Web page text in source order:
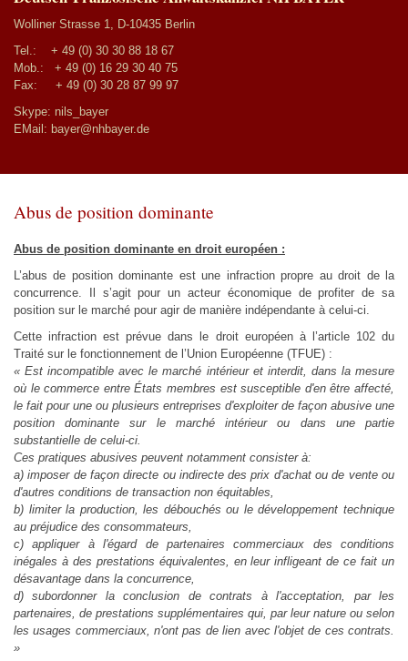
Wolliner Strasse 1, D-10435 Berlin
Tel.: + 49 (0) 30 30 88 18 67
Mob.: + 49 (0) 16 29 30 40 75
Fax: + 49 (0) 30 28 87 99 97
Skype: nils_bayer
EMail: bayer@nhbayer.de
Abus de position dominante
Abus de position dominante en droit européen :
L’abus de position dominante est une infraction propre au droit de la
concurrence. Il s’agit pour un acteur économique de profiter de sa
position sur le marché pour agir de manière indépendante à celui-ci.
Cette infraction est prévue dans le droit européen à l’article 102 du
Traité sur le fonctionnement de l’Union Européenne (TFUE) :
« Est incompatible avec le marché intérieur et interdit, dans la mesure
où le commerce entre États membres est susceptible d'en être affecté,
le fait pour une ou plusieurs entreprises d'exploiter de façon abusive une
position dominante sur le marché intérieur ou dans une partie
substantielle de celui-ci.
Ces pratiques abusives peuvent notamment consister à:
a) imposer de façon directe ou indirecte des prix d'achat ou de vente ou
d'autres conditions de transaction non équitables,
b) limiter la production, les débouchés ou le développement technique
au préjudice des consommateurs,
c) appliquer à l'égard de partenaires commerciaux des conditions
inégales à des prestations équivalentes, en leur infligeant de ce fait un
désavantage dans la concurrence,
d) subordonner la conclusion de contrats à l'acceptation, par les
partenaires, de prestations supplémentaires qui, par leur nature ou selon
les usages commerciaux, n'ont pas de lien avec l'objet de ces contrats.
»